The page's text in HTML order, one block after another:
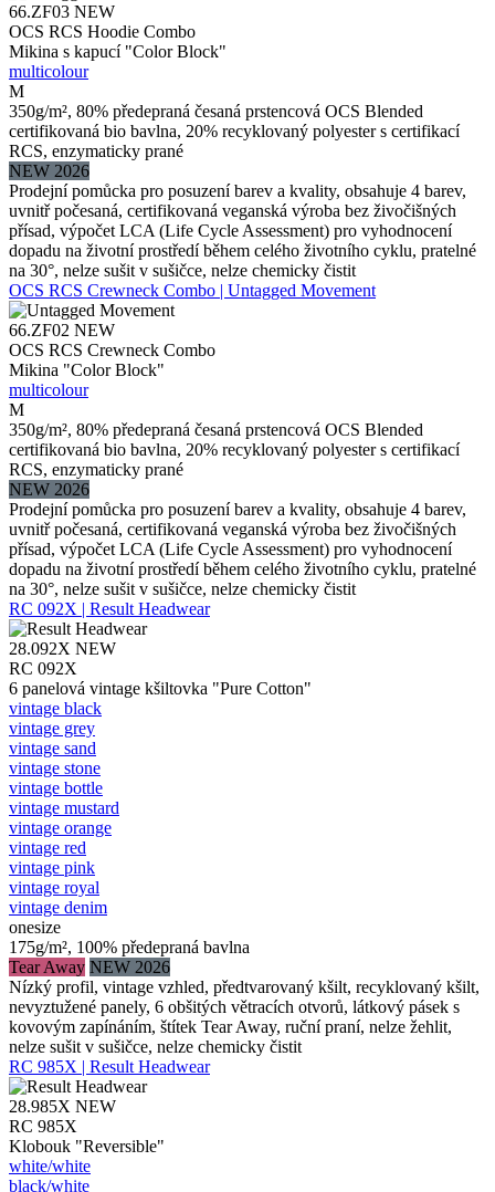
66.ZF03 NEW
OCS RCS Hoodie Combo
Mikina s kapucí "Color Block"
multicolour
M
350g/m², 80% předepraná česaná prstencová OCS Blended
certifikovaná bio bavlna, 20% recyklovaný polyester s certifikací
RCS, enzymaticky prané
NEW 2026
Prodejní pomůcka pro posuzení barev a kvality, obsahuje 4 barev,
uvnitř počesaná, certifikovaná veganská výroba bez živočišných
přísad, výpočet LCA (Life Cycle Assessment) pro vyhodnocení
dopadu na životní prostředí během celého životního cyklu, pratelné
na 30°, nelze sušit v sušičce, nelze chemicky čistit
OCS RCS Crewneck Combo | Untagged Movement
66.ZF02 NEW
OCS RCS Crewneck Combo
Mikina "Color Block"
multicolour
M
350g/m², 80% předepraná česaná prstencová OCS Blended
certifikovaná bio bavlna, 20% recyklovaný polyester s certifikací
RCS, enzymaticky prané
NEW 2026
Prodejní pomůcka pro posuzení barev a kvality, obsahuje 4 barev,
uvnitř počesaná, certifikovaná veganská výroba bez živočišných
přísad, výpočet LCA (Life Cycle Assessment) pro vyhodnocení
dopadu na životní prostředí během celého životního cyklu, pratelné
na 30°, nelze sušit v sušičce, nelze chemicky čistit
RC 092X | Result Headwear
28.092X NEW
RC 092X
6 panelová vintage kšiltovka "Pure Cotton"
vintage black
vintage grey
vintage sand
vintage stone
vintage bottle
vintage mustard
vintage orange
vintage red
vintage pink
vintage royal
vintage denim
onesize
175g/m², 100% předepraná bavlna
Tear Away NEW 2026
Nízký profil, vintage vzhled, předtvarovaný kšilt, recyklovaný kšilt,
nevyztužené panely, 6 obšitých větracích otvorů, látkový pásek s
kovovým zapínáním, štítek Tear Away, ruční praní, nelze žehlit,
nelze sušit v sušičce, nelze chemicky čistit
RC 985X | Result Headwear
28.985X NEW
RC 985X
Klobouk "Reversible"
white/​white
black/​white